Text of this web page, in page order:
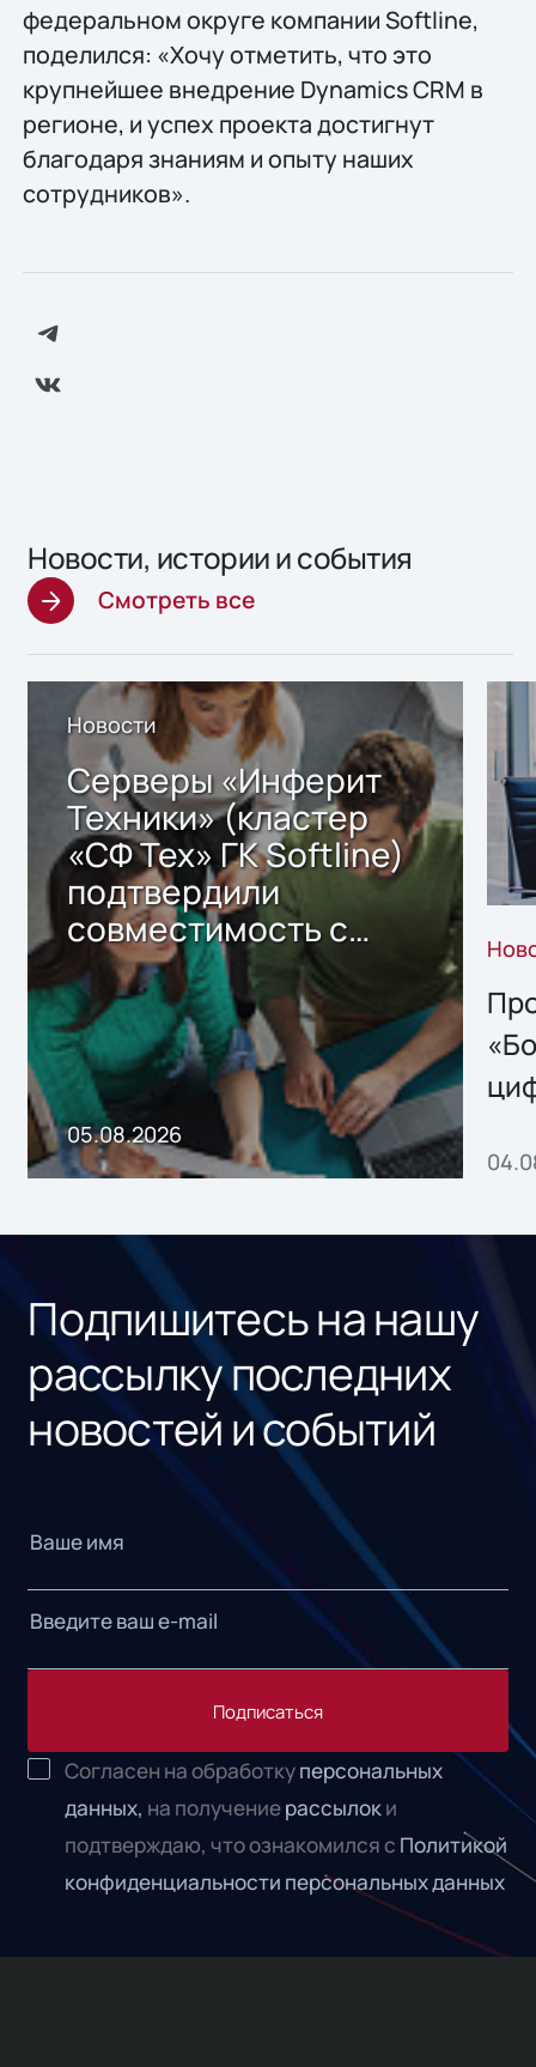
федеральном округе компании Softline,
поделился: «Хочу отметить, что это
крупнейшее внедрение Dynamics CRM в
регионе, и успех проекта достигнут
благодаря знаниям и опыту наших
сотрудников».
Новости, истории и события
Смотреть все
Новости
Серверы «Инферит
Техники» (кластер
«СФ Тех» ГК Softline)
подтвердили
совместимость с
решением Sharx
Storage 2.x для
хранения данных
05.08.2026
Подпишитесь на нашу
рассылку последних
новостей и событий
Подписаться
Согласен на обработкуперсональных
данных, на получениерассылоки
подтверждаю, что ознакомился с Политикой
конфиденциальности персональных данных